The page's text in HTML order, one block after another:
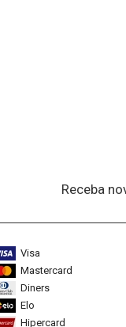
Receba
Visa
Mastercard
Diners
Elo
Hipercard